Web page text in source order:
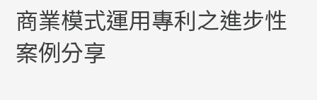
商業模式運用專利之進步性
案例分享